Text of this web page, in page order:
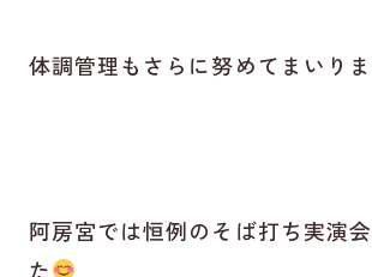
体調管理もさらに努めてまいりま
阿房宮では恒例のそば打ち実演
た